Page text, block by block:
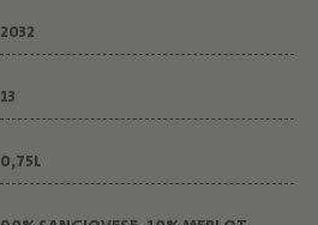
N
I
O
2032
13
0,75L